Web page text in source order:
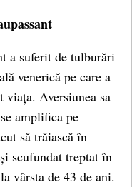
a suferit de tulburări
venerică pe care a
Aversiunea sa
amplifica pe
să trăiască în
scufundat treptat în
vârsta de 43 de ani.